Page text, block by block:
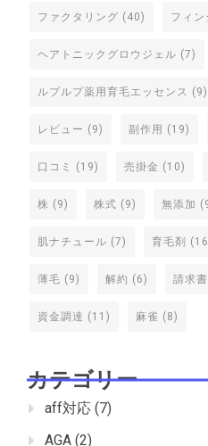
ファクタリング (40) フィン
ヘアトニックグロウジェル (7)
ルプルプ薬用育毛エッセンス (9)
レビュー (9) 副作用 (19)
口コミ (19) 売掛金 (10)
株 (9) 株式 (9) 無添加
肌ナチュール (7) 育毛剤
薄毛 (9) 解約 (6) 請求
資金調達 (11) 麻雀 (8)
カテゴリー
aff対応 (7)
AGA (2)